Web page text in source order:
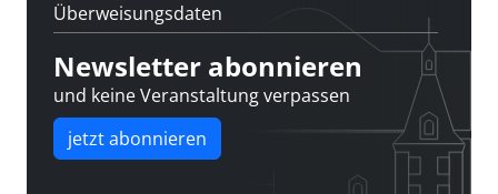
Überweisungsdaten
Newsletter abonnieren
und keine Veranstaltung verpassen
jetzt abonnieren